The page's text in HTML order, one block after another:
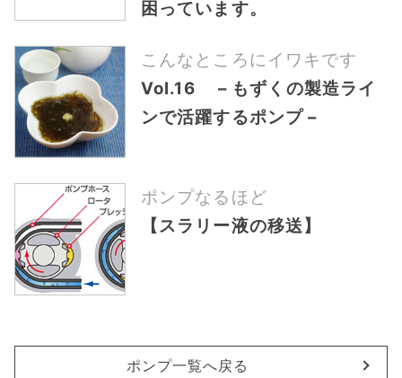
困っています。
こんなところにイワキです
Vol.16 – もずくの製造ライ
ンで活躍するポンプ –
ポンプなるほど
【スラリー液の移送】
ポンプ一覧へ戻る